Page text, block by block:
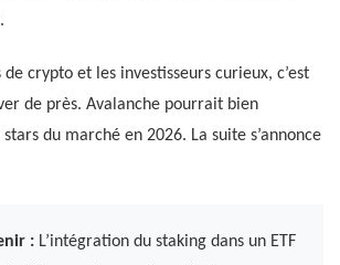
de crypto et les investisseurs curieux, c’est
de près. Avalanche pourrait bien
du marché en 2026. La suite s’annonce
: L’intégration du staking dans un ETF